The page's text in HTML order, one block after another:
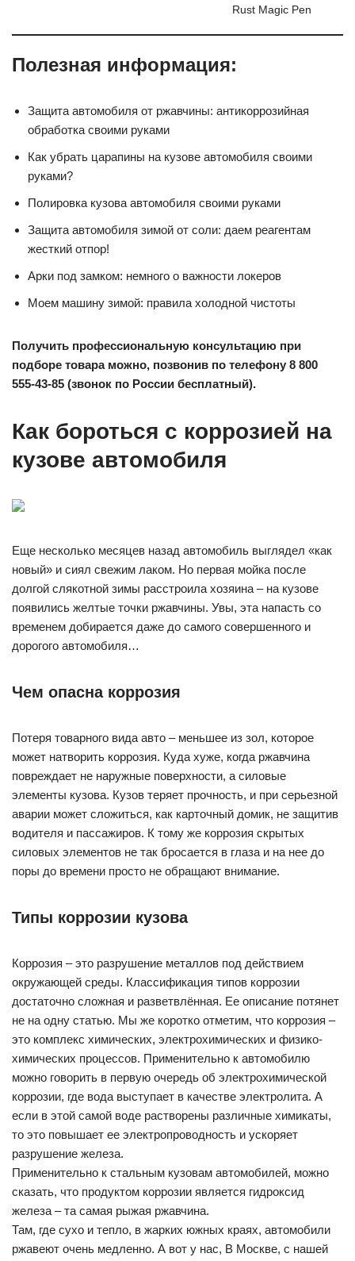
Rust Magic Pen
Полезная информация:
Защита автомобиля от ржавчины: антикоррозийная
обработка своими руками
Как убрать царапины на кузове автомобиля своими
руками?
Полировка кузова автомобиля своими руками
Защита автомобиля зимой от соли: даем реагентам
жесткий отпор!
Арки под замком: немного о важности локеров
Моем машину зимой: правила холодной чистоты
Получить профессиональную консультацию при
подборе товара можно, позвонив по телефону 8 800
555-43-85 (звонок по России бесплатный).
Как бороться с коррозией на
кузове автомобиля
Еще несколько месяцев назад автомобиль выглядел «как
новый» и сиял свежим лаком. Но первая мойка после
долгой слякотной зимы расстроила хозяина – на кузове
появились желтые точки ржавчины. Увы, эта напасть со
временем добирается даже до самого совершенного и
дорогого автомобиля…
Чем опасна коррозия
Потеря товарного вида авто – меньшее из зол, которое
может натворить коррозия. Куда хуже, когда ржавчина
повреждает не наружные поверхности, а силовые
элементы кузова. Кузов теряет прочность, и при серьезной
аварии может сложиться, как карточный домик, не защитив
водителя и пассажиров. К тому же коррозия скрытых
силовых элементов не так бросается в глаза и на нее до
поры до времени просто не обращают внимание.
Типы коррозии кузова
Коррозия – это разрушение металлов под действием
окружающей среды. Классификация типов коррозии
достаточно сложная и разветвлённая. Ее описание потянет
не на одну статью. Мы же коротко отметим, что коррозия –
это комплекс химических, электрохимических и физико-
химических процессов. Применительно к автомобилю
можно говорить в первую очередь об электрохимической
коррозии, где вода выступает в качестве электролита. А
если в этой самой воде растворены различные химикаты,
то это повышает ее электропроводность и ускоряет
разрушение железа.
Применительно к стальным кузовам автомобилей, можно
сказать, что продуктом коррозии является гидроксид
железа – та самая рыжая ржавчина.
Там, где сухо и тепло, в жарких южных краях, автомобили
ржавеют очень медленно. А вот у нас, В Москве, с нашей